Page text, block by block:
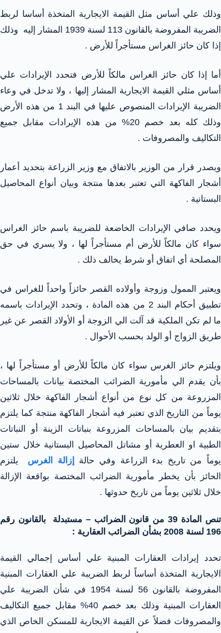
وذلك علي أساس مثل القيمة الايجارية المتخذة أساسا لربط
الضريبة المفروضة بالقانون 113 لسنة 1939 المشار إليه وذلك
إذا كان حائز الغراس مستأجراً للأرض .
أما إذا كان حائز الغراس مالكاً للأرض فتحدد الإيرادات علي
أساس مثلي القيمة الايجارية المشار إليها ، ولا تدخل في وعاء
الضريبة الإيرادات المنصوص عليها في البند 1 من هذه الأرض
وذلك كله بعد خصم 20% من هذه الإيرادات مقابل جميع
التكاليف والمصروفات .
ويصدر قرار من الوزير بالاتفاق مع وزير الزراعة بتحديد أعمار
أشجار الفاكهة التي تعتبر بعدها منتجة وبيان أنواع المحاصيل
البستانية .
ويحدد صافي الإيرادات الخاضعة للضريبة باسم حائز الغراس
سواء كان مالكاً للأرض أم مستأجراً لها ، ولا يسري في حق
المصلحة أي اتفاق أو شرط يخالف ذلك .
ويعتبر الممول وزوجة وأولاده القصر حائزاً واحداً للغراس في
تطبيق أحكام البند 2 من هذه المادة ، وتحدد الإيرادات باسمه
ما لم تكن الملكية قد آلت الي الزوجة أو الأولاد القصر عن غير
طريق الزواج أو الولد بحسب الأحوال .
ويلتزم حائز الغرس سواء كان مالكاً للأرض أو مستأجراً لها ،
بأن يقدم الي مأمورية الضرائب المختصة بيانات بالمساحات
المزروعة من كل نوع من أنواع أشجار الفاكهة خلال ثلاثين
يوماً من التاريخ الذي تعتبر فيه أشجار الفاكهة منتجة كما يلتزم
بتقديم بيان بالمساحات المزروعة بنباتات الزينة أو النباتات
الطبية او العطرية أو مشاتل المحاصيل البستانية خلال ستين
يوماً من تاريخ بدء الزراعة وفي حالة
إزالة الغرس
يلتزم
الحائز بأن يخطر مأمورية الضرائب المختصة بواقعة الإزالة
خلال ثلاثين يوماً من تاريخ حدوثها .
تنص المادة 39 من قانون الضرائب – مستبدلة بالقانون رقم
196 لسنة 2008 بشأن الضرائب العقارية :
تحدد إيرادات العقارات المبنية علي أساس إجمالي القيمة
الايجارية المتخذة أساساً لربط الضريبة علي العقارات المبنية
المفروضة بالقانون 56 لسنة 1954 في شأن الضريبة علي
العقارات المبنية وذلك بعد خصم 40% مقابل جميع التكاليف
والمصروفات فضلاً عن القيمة الايجارية للمسكن الخاص الذي